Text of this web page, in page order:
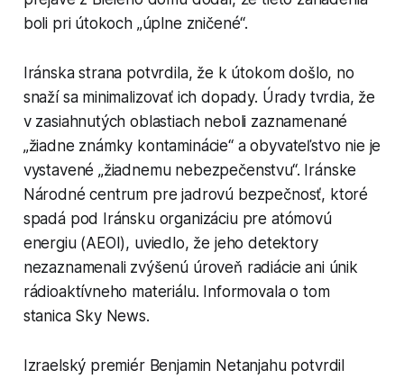
boli pri útokoch „úplne zničené“.
Iránska strana potvrdila, že k útokom došlo, no
snaží sa minimalizovať ich dopady. Úrady tvrdia, že
v zasiahnutých oblastiach neboli zaznamenané
„žiadne známky kontaminácie“ a obyvateľstvo nie je
vystavené „žiadnemu nebezpečenstvu“. Iránske
Národné centrum pre jadrovú bezpečnosť, ktoré
spadá pod Iránsku organizáciu pre atómovú
energiu (AEOI), uviedlo, že jeho detektory
nezaznamenali zvýšenú úroveň radiácie ani únik
rádioaktívneho materiálu. Informovala o tom
stanica Sky News.
Izraelský premiér Benjamin Netanjahu potvrdil